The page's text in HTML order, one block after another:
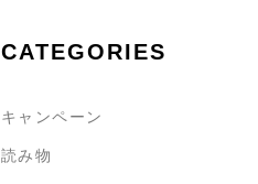
CATEGORIES
キャンペーン
読み物